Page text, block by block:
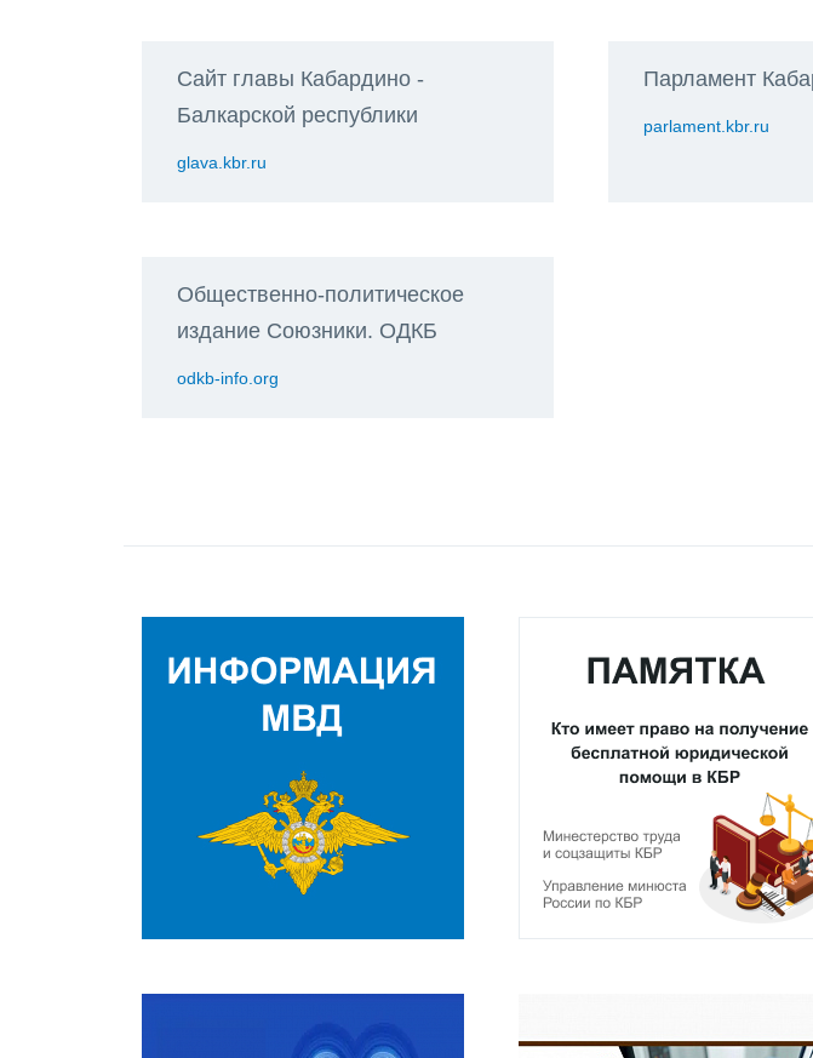
Сайт главы Кабардино -
Балкарской республики
glava.kbr.ru
Парламент
parlament.kbr.ru
Общественно-политическое
издание Союзники. ОДКБ
odkb-info.org